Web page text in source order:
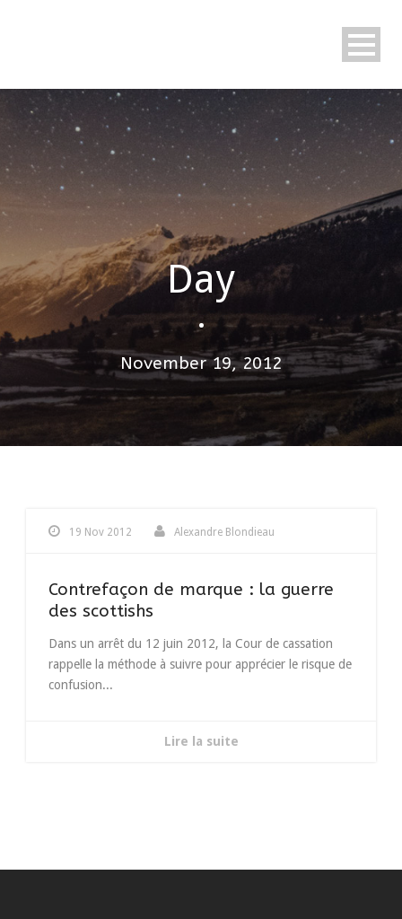
Day
•
November 19, 2012
19 Nov 2012 Alexandre Blondieau
Contrefaçon de marque : la guerre
des scottishs
Dans un arrêt du 12 juin 2012, la Cour de cassation
rappelle la méthode à suivre pour apprécier le risque de
confusion...
Lire la suite